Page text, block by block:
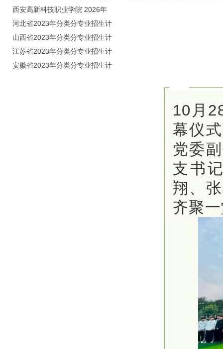
码：8103）
西安高新科技职业学院 2026年
招生章程
河北省2023年分类分专业招生计
划（院校代号：1889）
山西省2023年分类分专业招生计
划（院校代号：5560）
江苏省2023年分类分专业招生计
划（院校代号：8931）
安徽省2023年分类分专业招生计
10月
幕仪
党委
支书
翔、
齐聚